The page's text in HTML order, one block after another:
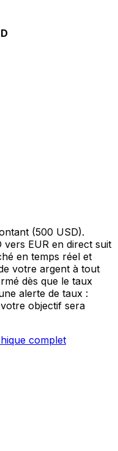
(500 USD).
EUR en direct suit
en temps réel et
votre argent à tout
dès que le taux
alerte de taux :
objectif sera
complet